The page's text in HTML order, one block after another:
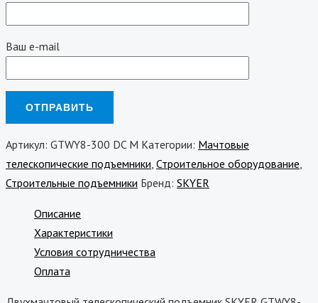
Ваш e-mail
Артикул: GTWY8-300 DC M Категории: Мачтовые
телескопические подъемники Строительное оборудование
Строительные подъемники Бренд: SKYER
Описание
Характеристики
Условия сотрудничества
Оплата